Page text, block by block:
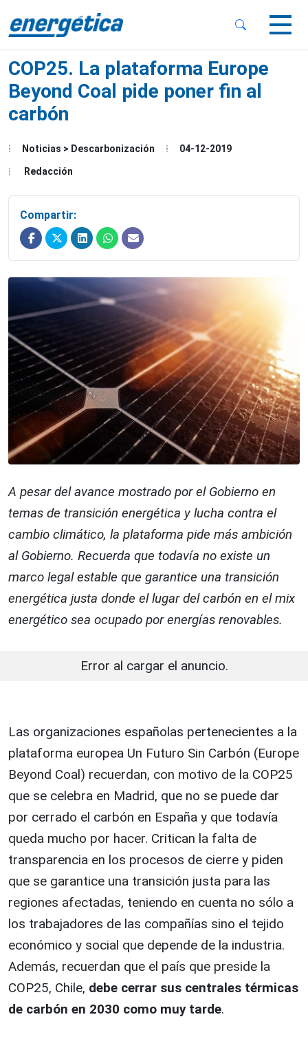
Menu
COP25. La plataforma Europe
Beyond Coal pide poner fin al
carbón
Noticias > Descarbonización 04-12-2019
Redacción
Compartir:
A pesar del avance mostrado por el Gobierno en
temas de transición energética y lucha contra el
cambio climático, la plataforma pide más ambición
al Gobierno. Recuerda que todavía no existe un
marco legal estable que garantice una transición
energética justa donde el lugar del carbón en el mix
energético sea ocupado por energías renovables.
Error al cargar el anuncio.
Las organizaciones españolas pertenecientes a la
plataforma europea Un Futuro Sin Carbón (Europe
Beyond Coal) recuerdan, con motivo de la COP25
que se celebra en Madrid, que no se puede dar
por cerrado el carbón en España y que todavía
queda mucho por hacer. Critican la falta de
transparencia en los procesos de cierre y piden
que se garantice una transición justa para las
regiones afectadas, teniendo en cuenta no sólo a
los trabajadores de las compañías sino el tejido
económico y social que depende de la industria.
Además, recuerdan que el país que preside la
COP25, Chile, debe cerrar sus centrales térmicas
de carbón en 2030 como muy tarde.